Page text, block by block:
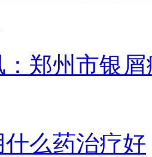
郑州市银
么药治疗好